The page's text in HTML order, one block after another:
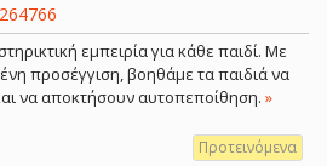
εμπειρία για κάθε παιδί. Με
προσέγγιση, βοηθάμε τα παιδιά να
να αποκτήσουν αυτοπεποίθηση. »
Προτεινόμενα